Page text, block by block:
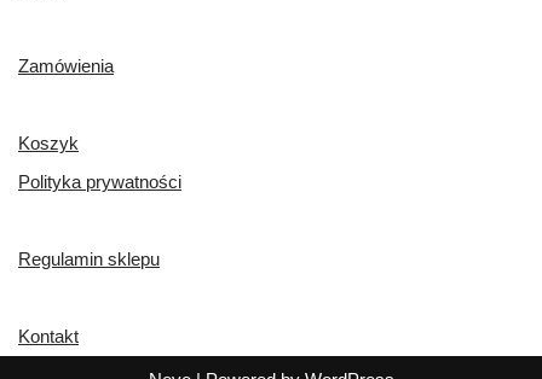
Zamówienia
Koszyk
Polityka prywatności
Regulamin sklepu
Kontakt